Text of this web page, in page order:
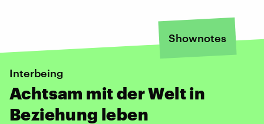
Shownotes
Interbeing
Achtsam mit der Welt in
Beziehung leben